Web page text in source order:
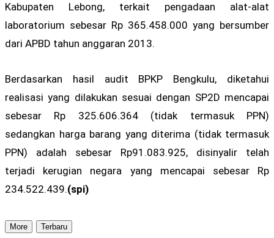
Kabupaten Lebong, terkait pengadaan alat-alat
laboratorium sebesar Rp 365.458.000 yang bersumber
dari APBD tahun anggaran 2013.
Berdasarkan hasil audit BPKP Bengkulu, diketahui
realisasi yang dilakukan sesuai dengan SP2D mencapai
sebesar Rp 325.606.364 (tidak termasuk PPN)
sedangkan harga barang yang diterima (tidak termasuk
PPN) adalah sebesar Rp91.083.925, disinyalir telah
terjadi kerugian negara yang mencapai sebesar Rp
234.522.439.(spi)
More Terbaru